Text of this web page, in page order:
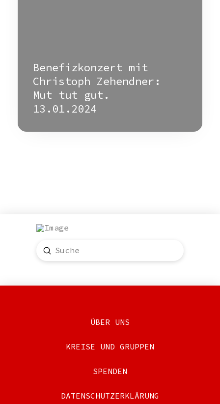
Benefizkonzert mit
Christoph Zehendner:
Mut tut gut.
13.01.2024
Search
Submit
ÜBER UNS
KREISE UND GRUPPEN
SPENDEN
DATENSCHUTZERKLÄRUNG